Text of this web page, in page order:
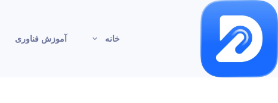
خانه آموزش فناوری